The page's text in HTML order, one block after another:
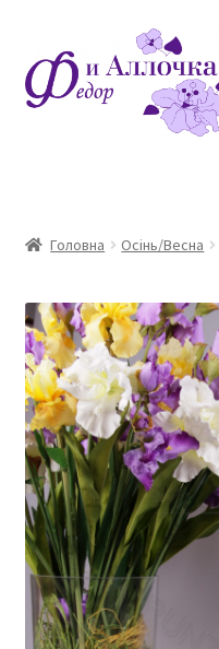
до
навігації
до
контенту
Кошик
Оплата та доставка
Контакти
Головна Осінь/Весна